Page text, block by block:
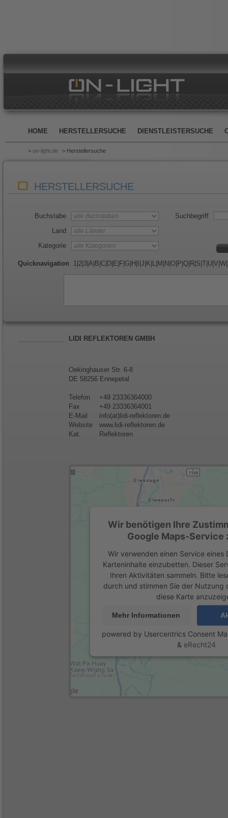
HOME HERSTELLERSUCHE DIENSTLEISTERSUCHE
> on-light.de > Herstellersuche
HERSTELLERSUCHE
Buchstabe
Land
Kategorie
Suchbegriff
Quicknavigation 1 2 3 A B C D E F G H J K L M N O P Q R S T U V W
LIDI REFLEKTOREN GMBH
Oekinghauser Str. 6-8
DE 58256 Ennepetal
Telefon
+49 23336364000
Fax
+49 23336364001
E-Mail
info(at)lidi-reflektoren.de
Website
www.lidi-reflektoren.de
Kat.
Reflektoren
Wir benötigen Ihre
Google Maps-Service
Wir verwenden einen Service eines
Karteninhalte einzubetten. Dieser
Ihren Aktivitäten sammeln. Bitte
durch und stimmen Sie der Nutzung
diese Karte
Mehr Informationen
powered by Usercentrics Consent
& eRecht24